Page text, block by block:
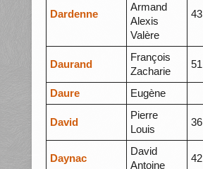
Dardenne
Armand
Alexis
Valère
43
Daurand
François
Zacharie
51
Daure Eugène
David
Pierre
Louis
36
Daynac
David
Antoine
42